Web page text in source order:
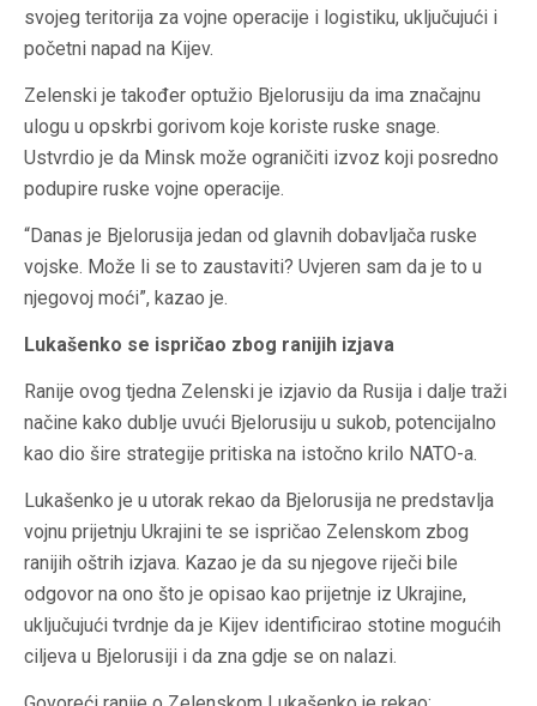
svojeg teritorija za vojne operacije i logistiku, uključujući i
početni napad na Kijev.
Zelenski je također optužio Bjelorusiju da ima značajnu
ulogu u opskrbi gorivom koje koriste ruske snage.
Ustvrdio je da Minsk može ograničiti izvoz koji posredno
podupire ruske vojne operacije.
“Danas je Bjelorusija jedan od glavnih dobavljača ruske
vojske. Može li se to zaustaviti? Uvjeren sam da je to u
njegovoj moći”, kazao je.
Lukašenko se ispričao zbog ranijih izjava
Ranije ovog tjedna Zelenski je izjavio da Rusija i dalje traži
načine kako dublje uvući Bjelorusiju u sukob, potencijalno
kao dio šire strategije pritiska na istočno krilo NATO-a.
Lukašenko je u utorak rekao da Bjelorusija ne predstavlja
vojnu prijetnju Ukrajini te se ispričao Zelenskom zbog
ranijih oštrih izjava. Kazao je da su njegove riječi bile
odgovor na ono što je opisao kao prijetnje iz Ukrajine,
uključujući tvrdnje da je Kijev identificirao stotine mogućih
ciljeva u Bjelorusiji i da zna gdje se on nalazi.